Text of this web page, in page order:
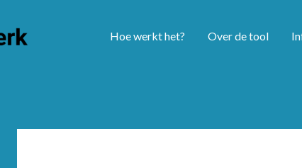
Hoe werkt het? Over de tool